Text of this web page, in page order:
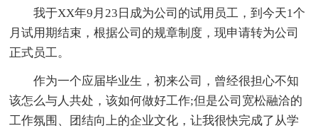
我于XX年9月23日成为公司的试用员工，到今天1个
月试用期结束，根据公司的规章制度，现申请转为公司
正式员工。
作为一个应届毕业生，初来公司，曾经很担心不知
该怎么与人共处，该如何做好工作;但是公司宽松融洽的
工作氛围、团结向上的企业文化，让我很快完成了从学